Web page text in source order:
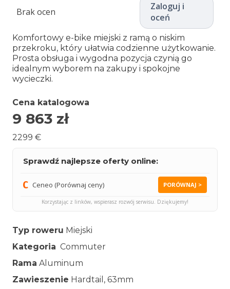
Brak ocen
Zaloguj i
oceń
Komfortowy e-bike miejski z ramą o niskim
przekroku, który ułatwia codzienne użytkowanie.
Prosta obsługa i wygodna pozycja czynią go
idealnym wyborem na zakupy i spokojne
wycieczki.
Cena katalogowa
9 863 zł
2299 €
Sprawdź najlepsze oferty online:
Ceneo (Porównaj ceny) PORÓWNAJ >
Korzystając z linków, wspierasz rozwój serwisu. Dziękujemy!
Typ roweru Miejski
Kategoria Commuter
Rama Aluminum
Zawieszenie Hardtail, 63mm